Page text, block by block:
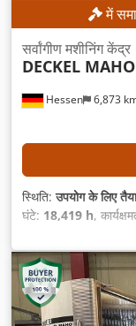
में
Hessen 6,873
सर्वांगीण मशीनिंग केंद्र
DECKEL MAHO
स्थिति:उपयोग के लिए
घंटे: 18,419 h,
अधिकतम वजन:350